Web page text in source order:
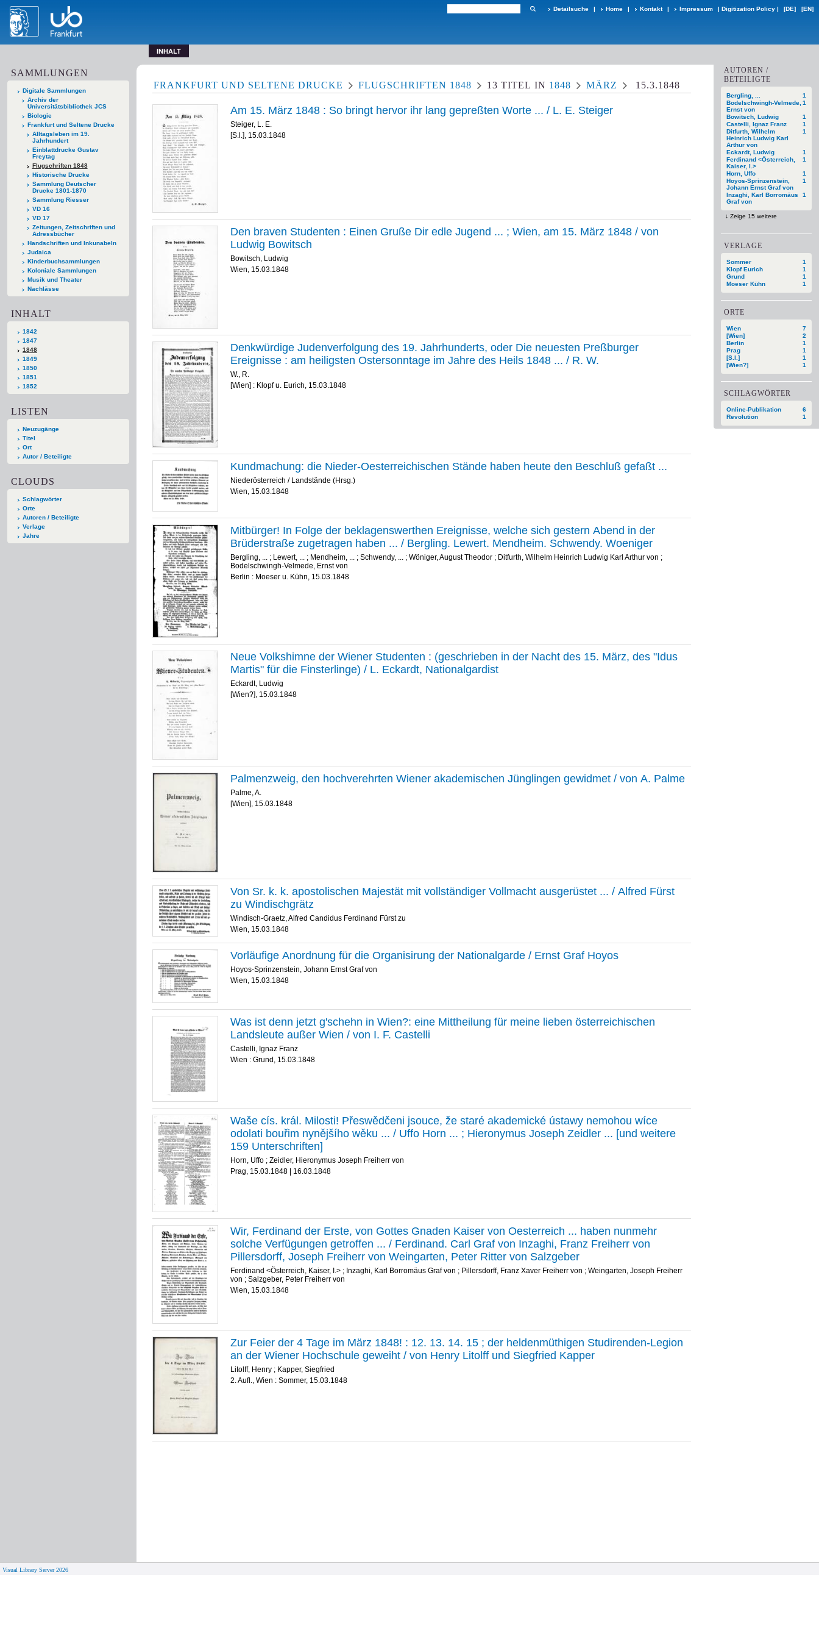
Detailsuche | Home | Kontakt | Impressum | Digitization Policy | [DE] [EN]
INHALT
SAMMLUNGEN
Digitale Sammlungen
Archiv der
Universitätsbibliothek JCS
Biologie
Frankfurt und Seltene Drucke
Alltagsleben im 19.
Jahrhundert
Einblattdrucke Gustav
Freytag
Flugschriften 1848
Historische Drucke
Sammlung Deutscher
Drucke 1801-1870
Sammlung Riesser
VD 16
VD 17
Zeitungen, Zeitschriften und
Adressbücher
Handschriften und Inkunabeln
Judaica
Kinderbuchsammlungen
Koloniale Sammlungen
Musik und Theater
Nachlässe
INHALT
1842
1847
1848
1849
1850
1851
1852
LISTEN
Neuzugänge
Titel
Ort
Autor / Beteiligte
CLOUDS
Schlagwörter
Orte
Autoren / Beteiligte
Verlage
Jahre
AUTOREN /
BETEILIGTE
1
Bergling, ...
1
Bodelschwingh-Velmede,
Ernst von
1
Bowitsch, Ludwig
1
Castelli, Ignaz Franz
1
Ditfurth, Wilhelm
Heinrich Ludwig Karl
Arthur von
1
Eckardt, Ludwig
1
Ferdinand <Österreich,
Kaiser, I.>
1
Horn, Uffo
1
Hoyos-Sprinzenstein,
Johann Ernst Graf von
1
Inzaghi, Karl Borromäus
Graf von
Zeige 15 weitere
VERLAGE
1
Sommer
1
Klopf Eurich
1
Grund
1
Moeser Kühn
ORTE
7
Wien
2
[Wien]
1
Berlin
1
Prag
1
[S.l.]
1
[Wien?]
SCHLAGWÖRTER
6
Online-Publikation
1
Revolution
FRANKFURT UND SELTENE DRUCKE FLUGSCHRIFTEN 1848 13 TITEL IN 1848 MÄRZ 15.3.1848
Am 15. März 1848 : So bringt hervor ihr lang gepreßten Worte ... / L. E. Steiger
Steiger, L. E.
[S.l.], 15.03.1848
Den braven Studenten : Einen Gruße Dir edle Jugend ... ; Wien, am 15. März 1848 / von
Ludwig Bowitsch
Bowitsch, Ludwig
Wien, 15.03.1848
Denkwürdige Judenverfolgung des 19. Jahrhunderts, oder Die neuesten Preßburger
Ereignisse : am heiligsten Ostersonntage im Jahre des Heils 1848 ... / R. W.
W., R.
[Wien] : Klopf u. Eurich, 15.03.1848
Kundmachung: die Nieder-Oesterreichischen Stände haben heute den Beschluß gefaßt ...
Niederösterreich / Landstände (Hrsg.)
Wien, 15.03.1848
Mitbürger! In Folge der beklagenswerthen Ereignisse, welche sich gestern Abend in der
Brüderstraße zugetragen haben ... / Bergling. Lewert. Mendheim. Schwendy. Woeniger
Bergling, ... ; Lewert, ... ; Mendheim, ... ; Schwendy, ... ; Wöniger, August Theodor ; Ditfurth, Wilhelm Heinrich Ludwig Karl Arthur von ;
Bodelschwingh-Velmede, Ernst von
Berlin : Moeser u. Kühn, 15.03.1848
Neue Volkshimne der Wiener Studenten : (geschrieben in der Nacht des 15. März, des "Idus
Martis" für die Finsterlinge) / L. Eckardt, Nationalgardist
Eckardt, Ludwig
[Wien?], 15.03.1848
Palmenzweig, den hochverehrten Wiener akademischen Jünglingen gewidmet / von A. Palme
Palme, A.
[Wien], 15.03.1848
Von Sr. k. k. apostolischen Majestät mit vollständiger Vollmacht ausgerüstet ... / Alfred Fürst
zu Windischgrätz
Windisch-Graetz, Alfred Candidus Ferdinand Fürst zu
Wien, 15.03.1848
Vorläufige Anordnung für die Organisirung der Nationalgarde / Ernst Graf Hoyos
Hoyos-Sprinzenstein, Johann Ernst Graf von
Wien, 15.03.1848
Was ist denn jetzt g'schehn in Wien?: eine Mittheilung für meine lieben österreichischen
Landsleute außer Wien / von I. F. Castelli
Castelli, Ignaz Franz
Wien : Grund, 15.03.1848
Waše cís. král. Milosti! Přeswědčeni jsouce, že staré akademické ústawy nemohou wíce
odolati bouřim nynějšího wěku ... / Uffo Horn ... ; Hieronymus Joseph Zeidler ... [und weitere
159 Unterschriften]
Horn, Uffo ; Zeidler, Hieronymus Joseph Freiherr von
Prag, 15.03.1848 | 16.03.1848
Wir, Ferdinand der Erste, von Gottes Gnaden Kaiser von Oesterreich ... haben nunmehr
solche Verfügungen getroffen ... / Ferdinand. Carl Graf von Inzaghi, Franz Freiherr von
Pillersdorff, Joseph Freiherr von Weingarten, Peter Ritter von Salzgeber
Ferdinand <Österreich, Kaiser, I.> ; Inzaghi, Karl Borromäus Graf von ; Pillersdorff, Franz Xaver Freiherr von ; Weingarten, Joseph Freiherr
von ; Salzgeber, Peter Freiherr von
Wien, 15.03.1848
Zur Feier der 4 Tage im März 1848! : 12. 13. 14. 15 ; der heldenmüthigen Studirenden-Legion
an der Wiener Hochschule geweiht / von Henry Litolff und Siegfried Kapper
Litolff, Henry ; Kapper, Siegfried
2. Aufl., Wien : Sommer, 15.03.1848
Visual Library Server 2026